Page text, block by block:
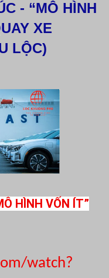
- “MÔ HÌNH
XE
LỘC)
HÌNH VỐN ÍT”
watch?